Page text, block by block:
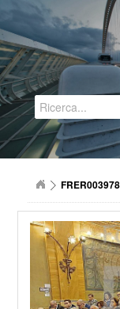
Regione Emilia-